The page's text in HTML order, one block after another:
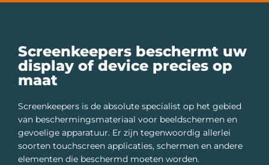
Screenkeepers beschermt uw
display of device precies op
maat
Screenkeepers is de absolute specialist op het gebied
van beschermingsmateriaal voor beeldschermen en
gevoelige apparatuur. Er zijn tegenwoordig allerlei
soorten touchscreen applicaties, schermen en andere
elementen die beschermd moeten worden.